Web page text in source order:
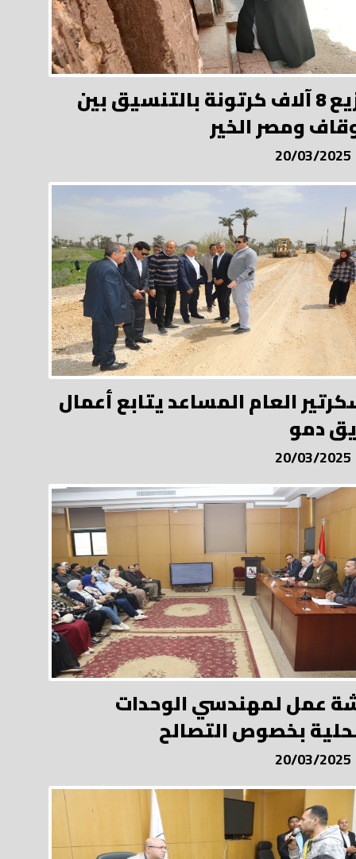
توزيع 8 آلاف كرتونة بالتنسيق بين
ومصر الخير
20/03/2025
العام المساعد يتابع أعمال
دمو
20/03/2025
عمل لمهندسي الوحدات
بخصوص التصالح
20/03/2025